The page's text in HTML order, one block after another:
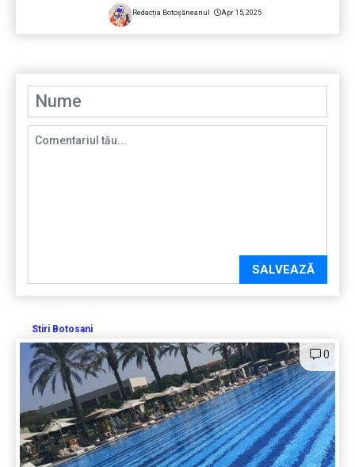
Redacția Botoșăneanul Apr 15, 2025
SALVEAZĂ
Stiri Botosani
0